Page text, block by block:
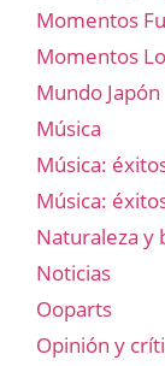
Momentos
Momentos
Mundo Japón
Música
Música:
Música:
Naturaleza y
Noticias
Ooparts
Opinión y